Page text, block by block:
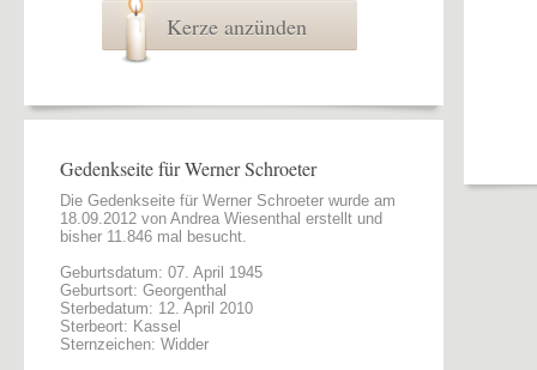
Kerze anzünden
Gedenkseite für Werner Schroeter
Die Gedenkseite für Werner Schroeter wurde am
18.09.2012 von Andrea Wiesenthal erstellt und
bisher 11.846 mal besucht.
Geburtsdatum: 07. April 1945
Geburtsort: Georgenthal
Sterbedatum: 12. April 2010
Sterbeort: Kassel
Sternzeichen: Widder